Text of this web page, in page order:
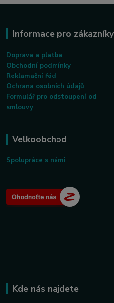
Informace pro zákazníky
Doprava a platba
Obchodní podmínky
Reklamační řád
Ochrana osobních údajů
Formulář pro odstoupení od
smlouvy
Velkoobchod
Spolupráce s námi
Kde nás najdete